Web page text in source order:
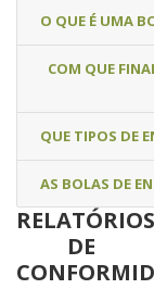
O QUE É UMA
COM QUE
QUE TIPOS DE
AS BOLAS DE
RELATÓRIOS
DE